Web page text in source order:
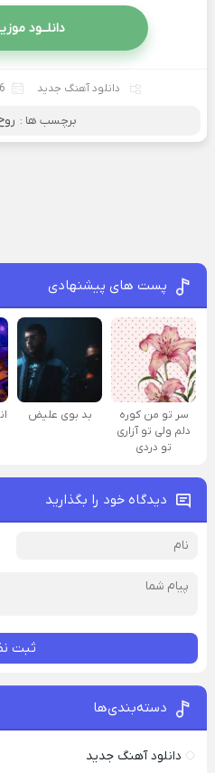
دانلــود
دانلود آهنگ جدید 6 جولای 2026
برچسب ها :
پست های پیشنهادی
سر تو من کوره
دلم ولی تو آزاری
تو دردی
بد بوی علیض
دیدگاه خود را بگذارید
ثبت
دسته‌بندی‌ها
دانلود آهنگ جدید